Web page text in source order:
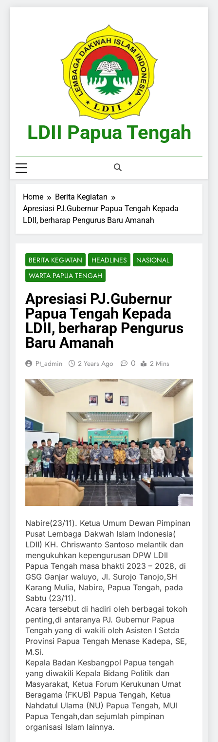
LDII Papua Tengah
Home
Berita Kegiatan
Apresiasi PJ.Gubernur Papua Tengah Kepada
LDII, berharap Pengurus Baru Amanah
BERITA KEGIATAN HEADLINES
NASIONAL
WARTA PAPUA TENGAH
Apresiasi PJ.Gubernur
Papua Tengah Kepada
LDII, berharap Pengurus
Baru Amanah
Pt_admin 2 Years Ago 0 2 Mins
Nabire(23/11). Ketua Umum Dewan Pimpinan
Pusat Lembaga Dakwah Islam Indonesia(
LDII) KH. Chriswanto Santoso melantik dan
mengukuhkan kepengurusan DPW LDII
Papua Tengah masa bhakti 2023 – 2028, di
GSG Ganjar waluyo, Jl. Surojo Tanojo,SH
Karang Mulia, Nabire, Papua Tengah, pada
Sabtu (23/11).
Acara tersebut di hadiri oleh berbagai tokoh
penting,di antaranya PJ. Gubernur Papua
Tengah yang di wakili oleh Asisten I Setda
Provinsi Papua Tengah Menase Kadepa, SE,
M.Si.
Kepala Badan Kesbangpol Papua tengah
yang diwakili Kepala Bidang Politik dan
Masyarakat, Ketua Forum Kerukunan Umat
Beragama (FKUB) Papua Tengah, Ketua
Nahdatul Ulama (NU) Papua Tengah, MUI
Papua Tengah,dan sejumlah pimpinan
organisasi Islam lainnya.